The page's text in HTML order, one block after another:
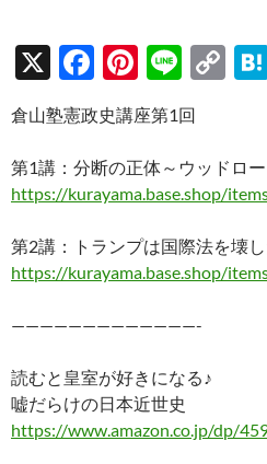
X
F
ac
e
b
o
o
k
Pi
nt
er
es
t
Li
n
e
C
y
Li
n
k
倉山塾憲政史講座第1回
第1講：分断の正体～ウッドロ
https://kurayama.base.shop/
第2講：トランプは国際法を壊
https://kurayama.base.shop/
—————————————-
読むと皇室が好きになる♪
嘘だらけの日本近世史
https://www.amazon.co.jp/dp/